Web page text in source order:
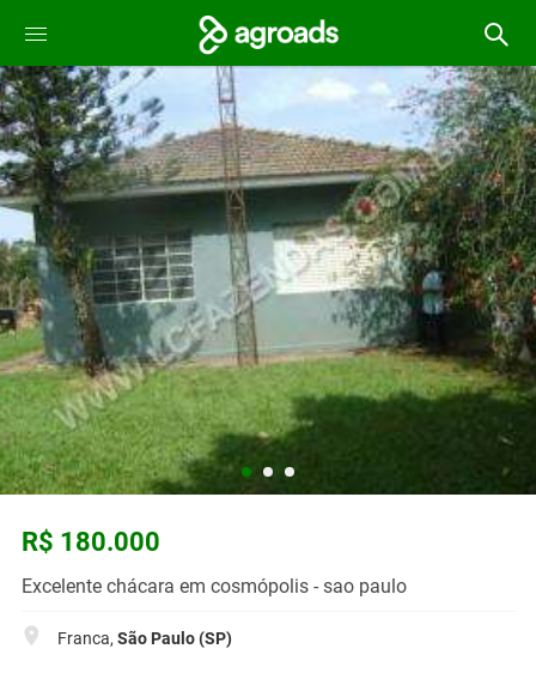
R$ 180.000
Excelente chácara em cosmópolis - sao paulo
Franca, São Paulo (SP)